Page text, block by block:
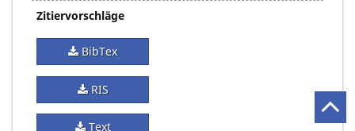
Zitiervorschläge
BibTex
RIS
Text